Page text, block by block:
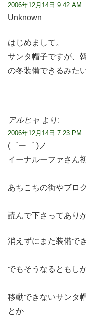
2006年12月14日 9:42 AM
Unknown
はじめまして。
サンタ帽子ですが、
の冬装備できるみた
アルヒャ より:
2006年12月14日 7:23 PM
(゜ー゜ )ノ
イーナルーファさん
あちこちの街やブロ
読んで下さってあり
消えずにまた装備で
でもそうなるともし
移動できないサンタ
とか